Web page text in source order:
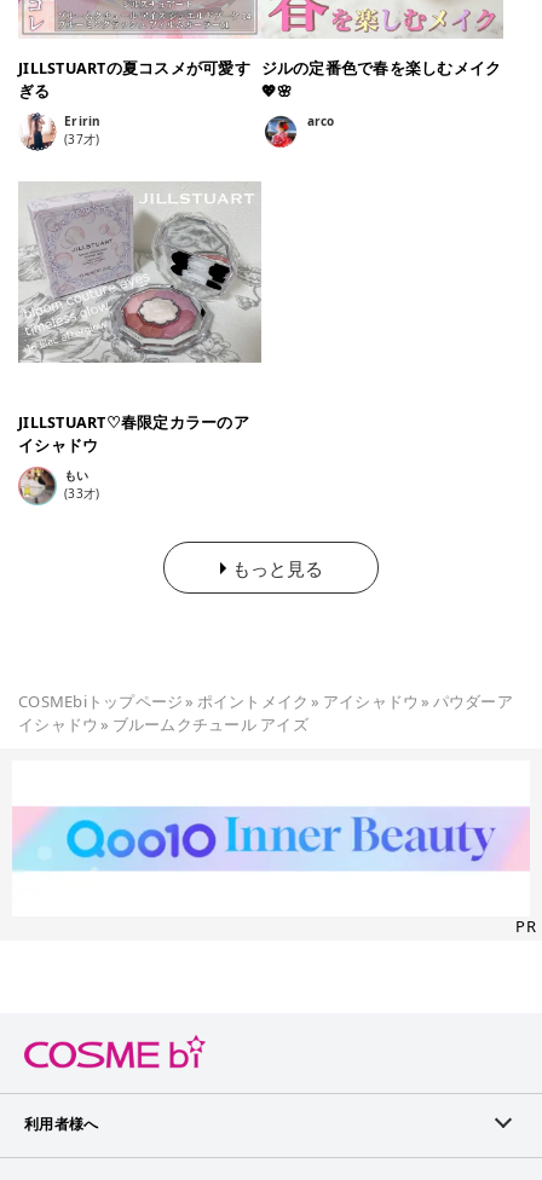
JILLSTUARTの夏コスメが可愛す
ぎる
Eririn
(37才)
ジルの定番色で春を楽しむメイク
💖🌸
arco
JILLSTUART♡春限定カラーのア
イシャドウ
もい
(33才)
もっと見る
COSMEbiトップページ» ポイントメイク » アイシャドウ » パウダーア
イシャドウ » ブルームクチュール アイズ
PR
利用者様へ